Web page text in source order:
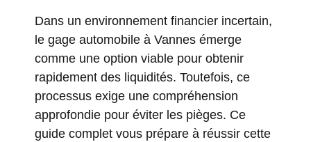
Dans un environnement financier incertain,
le gage automobile à Vannes émerge
comme une option viable pour obtenir
rapidement des liquidités. Toutefois, ce
processus exige une compréhension
approfondie pour éviter les pièges. Ce
guide complet vous prépare à réussir cette